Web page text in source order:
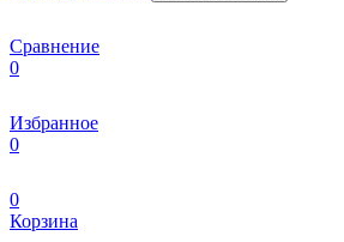
Сравнение
0
Избранное
0
0
Корзина